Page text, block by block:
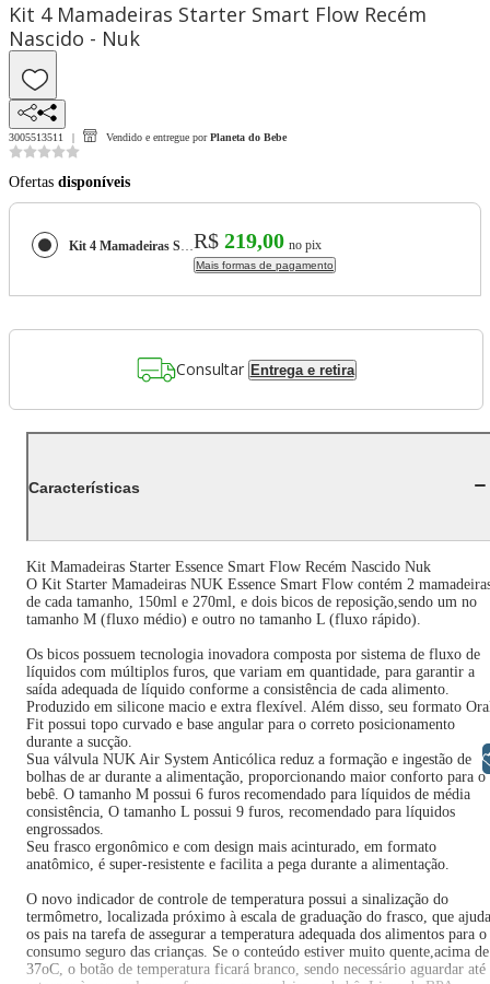
Kit 4 Mamadeiras Starter Smart Flow Recém
Nascido - Nuk
3005513511 Vendido e entregue por Planeta do Bebe
Ofertas disponíveis
Kit 4 Mamadeiras Starter Smart Flow Recém Nascido - NukR$ 219,00 no pix
Mais formas de pagamento
Consultar Entrega e retira
Características
Kit Mamadeiras Starter Essence Smart Flow Recém Nascido Nuk
O Kit Starter Mamadeiras NUK Essence Smart Flow contém 2
de cada tamanho, 150ml e 270ml, e dois bicos de reposição,sendo um no
tamanho M (fluxo médio) e outro no tamanho L (fluxo rápido).
Os bicos possuem tecnologia inovadora composta por sistema de fluxo de
líquidos com múltiplos furos, que variam em quantidade, para garantir a
saída adequada de líquido conforme a consistência de cada alimento.
Produzido em silicone macio e extra flexível. Além disso, seu formato
Fit possui topo curvado e base angular para o correto posicionamento
durante a sucção.
Sua válvula NUK Air System Anticólica reduz a formação e ingestão de
bolhas de ar durante a alimentação, proporcionando maior conforto para o
bebê. O tamanho M possui 6 furos recomendado para líquidos de média
consistência, O tamanho L possui 9 furos, recomendado para líquidos
engrossados.
Seu frasco ergonômico e com design mais acinturado, em formato
anatômico, é super-resistente e facilita a pega durante a alimentação.
O novo indicador de controle de temperatura possui a sinalização do
termômetro, localizada próximo à escala de graduação do frasco, que ajuda
os pais na tarefa de assegurar a temperatura adequada dos alimentos para o
consumo seguro das crianças. Se o conteúdo estiver muito quente,acima de
37oC, o botão de temperatura ficará branco, sendo necessário aguardar até
Libras